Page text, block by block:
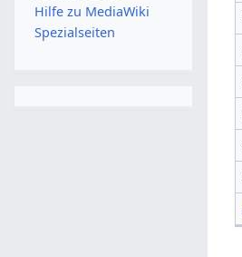
Hilfe zu MediaWiki
Spezialseiten